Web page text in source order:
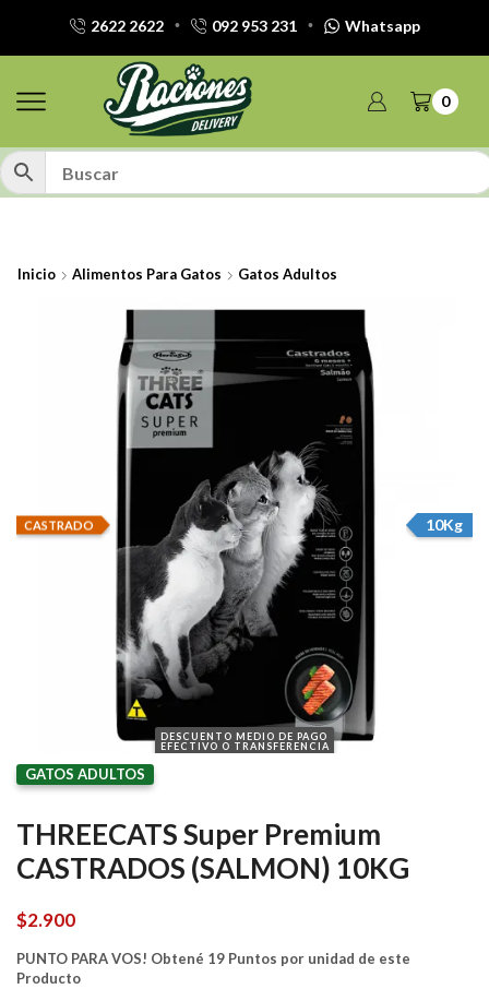
2622 2622 092 953 231 Whatsapp
0
Inicio Alimentos Para Gatos Gatos Adultos
DESCUENTO MEDIO DE PAGO
EFECTIVO O TRANSFERENCIA
10Kg
CASTRADO
GATOS ADULTOS
THREECATS Super Premium
CASTRADOS (SALMON) 10KG
$2.900
PUNTO PARA VOS! Obtené 19 Puntos por unidad de este
Producto